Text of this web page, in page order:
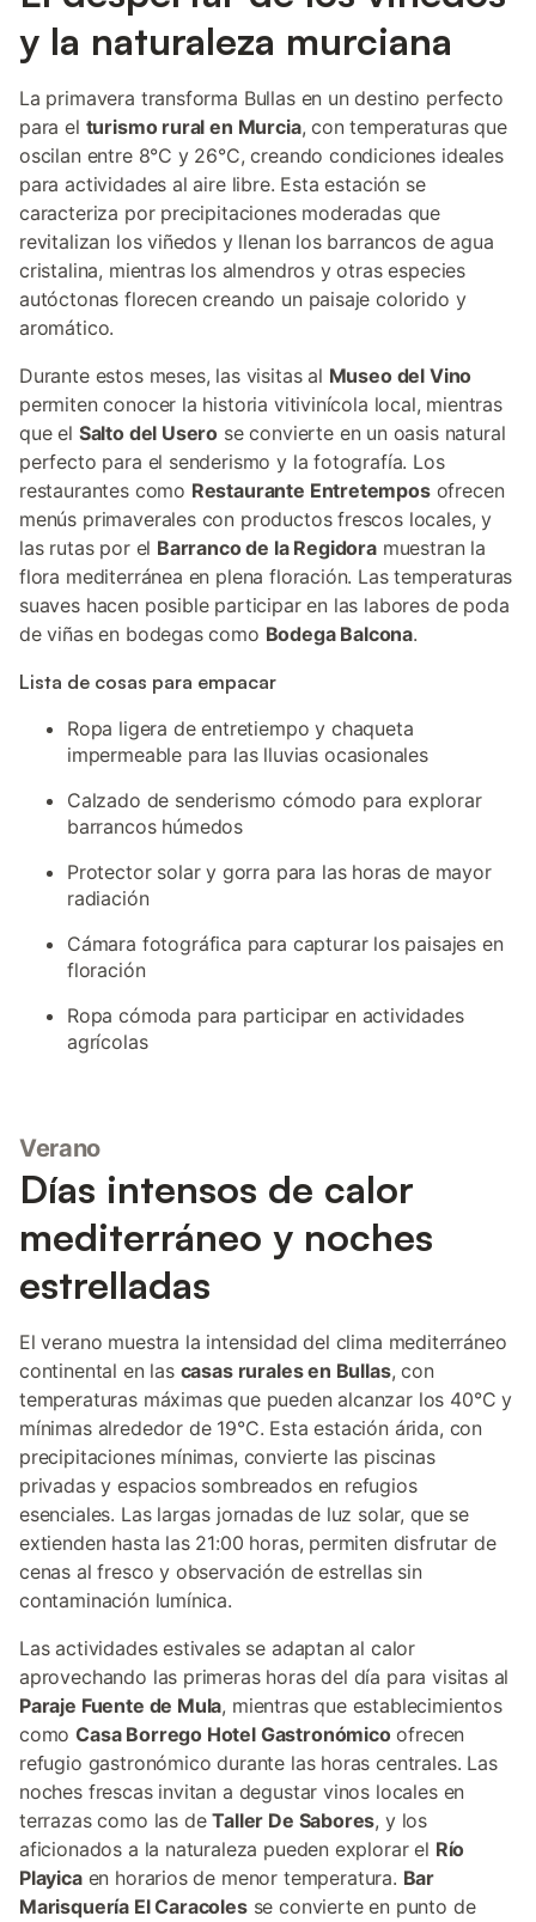
y la naturaleza murciana
La primavera transforma Bullas en un destino perfecto
para el turismo rural en Murcia, con temperaturas que
oscilan entre 8°C y 26°C, creando condiciones ideales
para actividades al aire libre. Esta estación se
caracteriza por precipitaciones moderadas que
revitalizan los viñedos y llenan los barrancos de agua
cristalina, mientras los almendros y otras especies
autóctonas florecen creando un paisaje colorido y
aromático.
Durante estos meses, las visitas al Museo del Vino
permiten conocer la historia vitivinícola local, mientras
que el Salto del Usero se convierte en un oasis natural
perfecto para el senderismo y la fotografía. Los
restaurantes como Restaurante Entretemposofrecen
menús primaverales con productos frescos locales, y
las rutas por el Barranco de la Regidoramuestran la
flora mediterránea en plena floración. Las temperaturas
suaves hacen posible participar en las labores de poda
de viñas en bodegas como Bodega Balcona.
Lista de cosas para empacar
Ropa ligera de entretiempo y chaqueta
impermeable para las lluvias ocasionales
Calzado de senderismo cómodo para explorar
barrancos húmedos
Protector solar y gorra para las horas de mayor
radiación
Cámara fotográfica para capturar los paisajes en
floración
Ropa cómoda para participar en actividades
agrícolas
Verano
Días intensos de calor
mediterráneo y noches
estrelladas
El verano muestra la intensidad del clima mediterráneo
continental en las casas rurales en Bullas, con
temperaturas máximas que pueden alcanzar los 40°C y
mínimas alrededor de 19°C. Esta estación árida, con
precipitaciones mínimas, convierte las piscinas
privadas y espacios sombreados en refugios
esenciales. Las largas jornadas de luz solar, que se
extienden hasta las 21:00 horas, permiten disfrutar de
cenas al fresco y observación de estrellas sin
contaminación lumínica.
Las actividades estivales se adaptan al calor
aprovechando las primeras horas del día para visitas al
Paraje Fuente de Mula, mientras que establecimientos
comoCasa Borrego Hotel Gastronómicoofrecen
refugio gastronómico durante las horas centrales. Las
noches frescas invitan a degustar vinos locales en
terrazas como las deTaller De Sabores, y los
aficionados a la naturaleza pueden explorar el Río
Playicaen horarios de menor temperatura. Bar
Marisquería El Caracolesse convierte en punto de